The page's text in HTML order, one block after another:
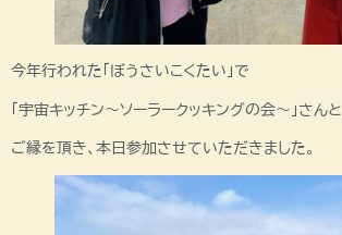
今年行われた「ぼうさいこくたい」で
「宇宙キッチン～ソーラークッキングの会～」さんと
ご縁を頂き、本日参加させていただきました。